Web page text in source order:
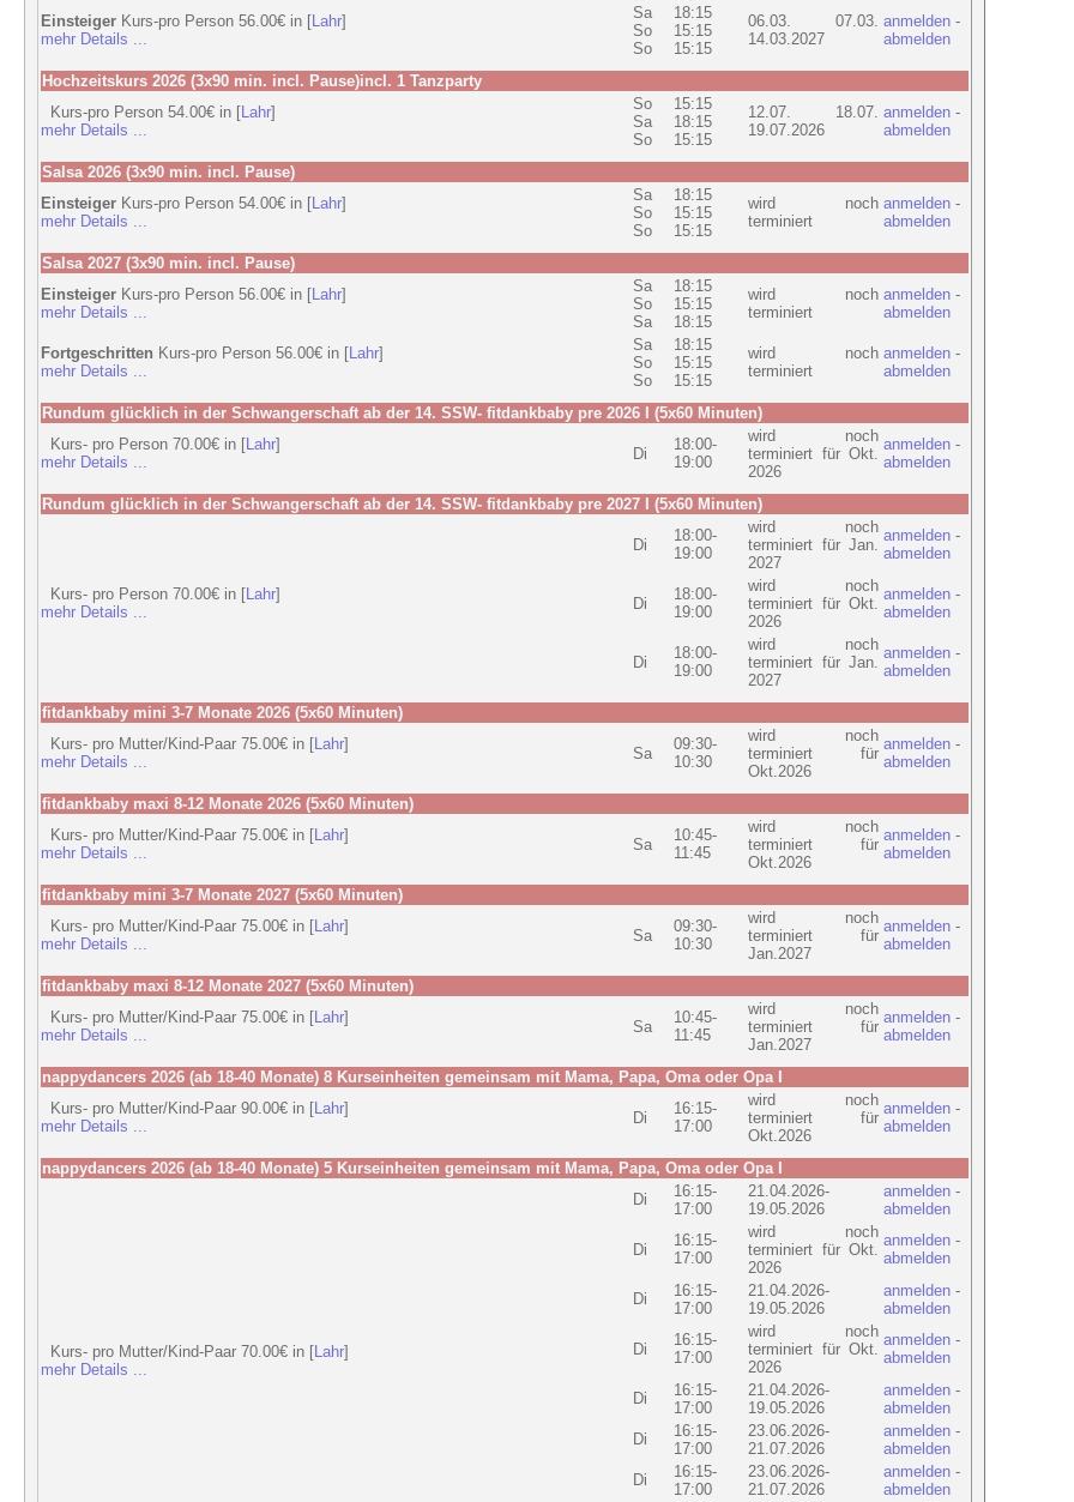
Einsteiger Kurs-pro Person 56.00€ in [Lahr]
mehr Details ...
Sa
So
So
18:15
15:15
15:15
06.03. 07.03.
14.03.2027
anmelden -
abmelden
Hochzeitskurs 2026 (3x90 min. incl. Pause)incl. 1 Tanzparty
Kurs-pro Person 54.00€ in [Lahr]
mehr Details ...
So
Sa
So
15:15
18:15
15:15
12.07. 18.07.
19.07.2026
anmelden -
abmelden
Salsa 2026 (3x90 min. incl. Pause)
Einsteiger Kurs-pro Person 54.00€ in [Lahr]
mehr Details ...
Sa
So
So
18:15
15:15
15:15
wird noch
terminiert
anmelden -
abmelden
Salsa 2027 (3x90 min. incl. Pause)
Einsteiger Kurs-pro Person 56.00€ in [Lahr]
mehr Details ...
Sa
So
Sa
18:15
15:15
18:15
wird noch
terminiert
anmelden -
abmelden
Fortgeschritten Kurs-pro Person 56.00€ in [Lahr]
mehr Details ...
Sa
So
So
18:15
15:15
15:15
wird noch
terminiert
anmelden -
abmelden
Rundum glücklich in der Schwangerschaft ab der 14. SSW- fitdankbaby pre 2026 I (5x60 Minuten)
Kurs- pro Person 70.00€ in [Lahr]
mehr Details ...
Di
18:00-
19:00
wird noch
terminiert für Okt.
2026
anmelden -
abmelden
Rundum glücklich in der Schwangerschaft ab der 14. SSW- fitdankbaby pre 2027 I (5x60 Minuten)
Kurs- pro Person 70.00€ in [Lahr]
mehr Details ...
Di
18:00-
19:00
wird noch
terminiert für Jan.
2027
anmelden -
abmelden
Di
18:00-
19:00
wird noch
terminiert für Okt.
2026
anmelden -
abmelden
Di
18:00-
19:00
wird noch
terminiert für Jan.
2027
anmelden -
abmelden
fitdankbaby mini 3-7 Monate 2026 (5x60 Minuten)
Kurs- pro Mutter/Kind-Paar 75.00€ in [Lahr]
mehr Details ...
Sa
09:30-
10:30
wird noch
terminiert für
Okt.2026
anmelden -
abmelden
fitdankbaby maxi 8-12 Monate 2026 (5x60 Minuten)
Kurs- pro Mutter/Kind-Paar 75.00€ in [Lahr]
mehr Details ...
Sa
10:45-
11:45
wird noch
terminiert für
Okt.2026
anmelden -
abmelden
fitdankbaby mini 3-7 Monate 2027 (5x60 Minuten)
Kurs- pro Mutter/Kind-Paar 75.00€ in [Lahr]
mehr Details ...
Sa
09:30-
10:30
wird noch
terminiert für
Jan.2027
anmelden -
abmelden
fitdankbaby maxi 8-12 Monate 2027 (5x60 Minuten)
Kurs- pro Mutter/Kind-Paar 75.00€ in [Lahr]
mehr Details ...
Sa
10:45-
11:45
wird noch
terminiert für
Jan.2027
anmelden -
abmelden
nappydancers 2026 (ab 18-40 Monate) 8 Kurseinheiten gemeinsam mit Mama, Papa, Oma oder Opa I
Kurs- pro Mutter/Kind-Paar 90.00€ in [Lahr]
mehr Details ...
Di
16:15-
17:00
wird noch
terminiert für
Okt.2026
anmelden -
abmelden
nappydancers 2026 (ab 18-40 Monate) 5 Kurseinheiten gemeinsam mit Mama, Papa, Oma oder Opa I
Kurs- pro Mutter/Kind-Paar 70.00€ in [Lahr]
mehr Details ...
Di
16:15-
17:00
21.04.2026-
19.05.2026
anmelden -
abmelden
Di
16:15-
17:00
wird noch
terminiert für Okt.
2026
anmelden -
abmelden
Di
16:15-
17:00
21.04.2026-
19.05.2026
anmelden -
abmelden
Di
16:15-
17:00
wird noch
terminiert für Okt.
2026
anmelden -
abmelden
Di
16:15-
17:00
21.04.2026-
19.05.2026
anmelden -
abmelden
Di
16:15-
17:00
23.06.2026-
21.07.2026
anmelden -
abmelden
Di
16:15-
17:00
23.06.2026-
21.07.2026
anmelden -
abmelden